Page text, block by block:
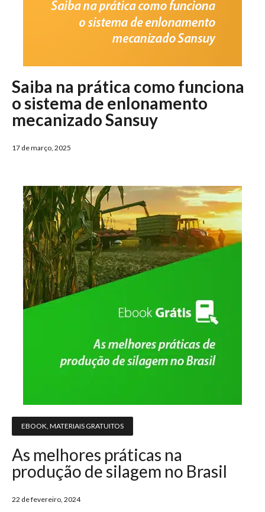
Saiba na prática como funciona
o sistema de enlonamento
mecanizado Sansuy
17 de março, 2025
EBOOK MATERIAIS GRATUITOS
As melhores práticas na
produção de silagem no Brasil
22 de fevereiro, 2024